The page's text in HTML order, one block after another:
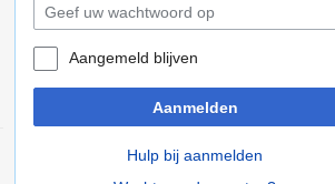
Aangemeld blijven
Aanmelden
Hulp bij aanmelden